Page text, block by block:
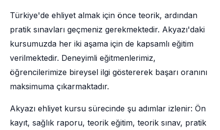
Türkiye'de ehliyet almak için önce teorik, ardından
pratik sınavları geçmeniz gerekmektedir. Akyazı'daki
kursumuzda her iki aşama için de kapsamlı eğitim
verilmektedir. Deneyimli eğitmenlerimiz,
öğrencilerimize bireysel ilgi göstererek başarı oranını
maksimuma çıkarmaktadır.
Akyazı ehliyet kursu sürecinde şu adımlar izlenir: Ön
kayıt, sağlık raporu, teorik eğitim, teorik sınav, pratik